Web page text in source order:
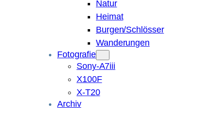
Natur
Heimat
Burgen/Schlösser
Wanderungen
Fotografie
Sony-A7iii
X100F
X-T20
Archiv